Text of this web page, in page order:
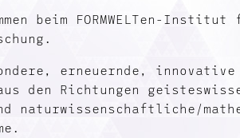
beim FORMWELTen-Institut
erneuernde, innovative
den Richtungen
naturwissenschaftliche/